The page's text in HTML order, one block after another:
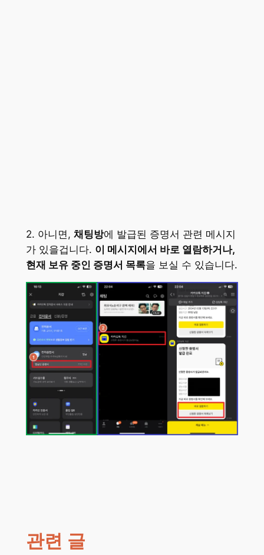
2. 아니면, 채팅방에 발급된 증명서 관련 메시지
가 있을겁니다. 이 메시지에서 바로 열람하거나,
현재 보유 중인 증명서 목록을 보실 수 있습니다.
관련 글